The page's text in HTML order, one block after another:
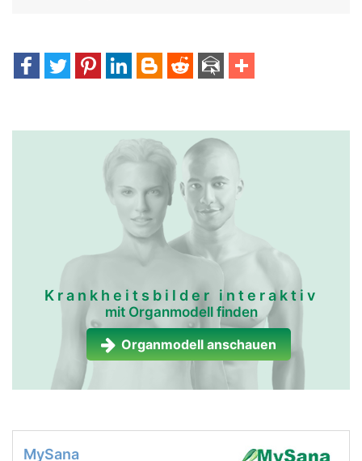
Krankheitsbilder interaktiv
mit Organmodell finden
Organmodell anschauen
MySana